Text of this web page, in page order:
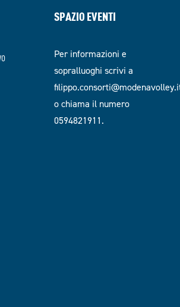
SPAZIO EVENTI
Per informazioni e
sopralluoghi scrivi a
o chiama il numero
0594821911.